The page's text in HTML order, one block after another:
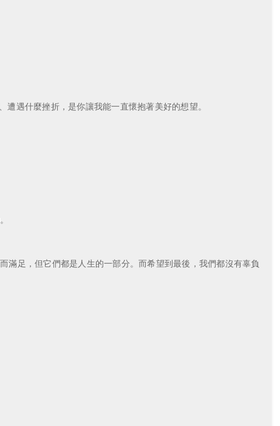
遇什麼挫折，是你讓我能一直懷抱著美好的想望。
足，但它們都是人生的一部分。而希望到最後，我們都沒有辜負